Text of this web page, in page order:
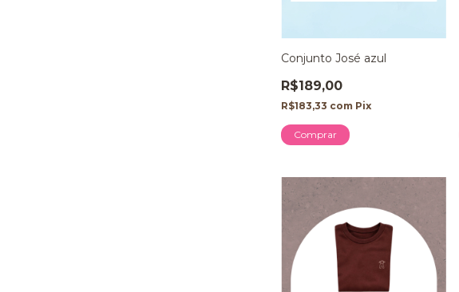
Conjunto José azul
R$189,00
R$183,33 com Pix
Comprar